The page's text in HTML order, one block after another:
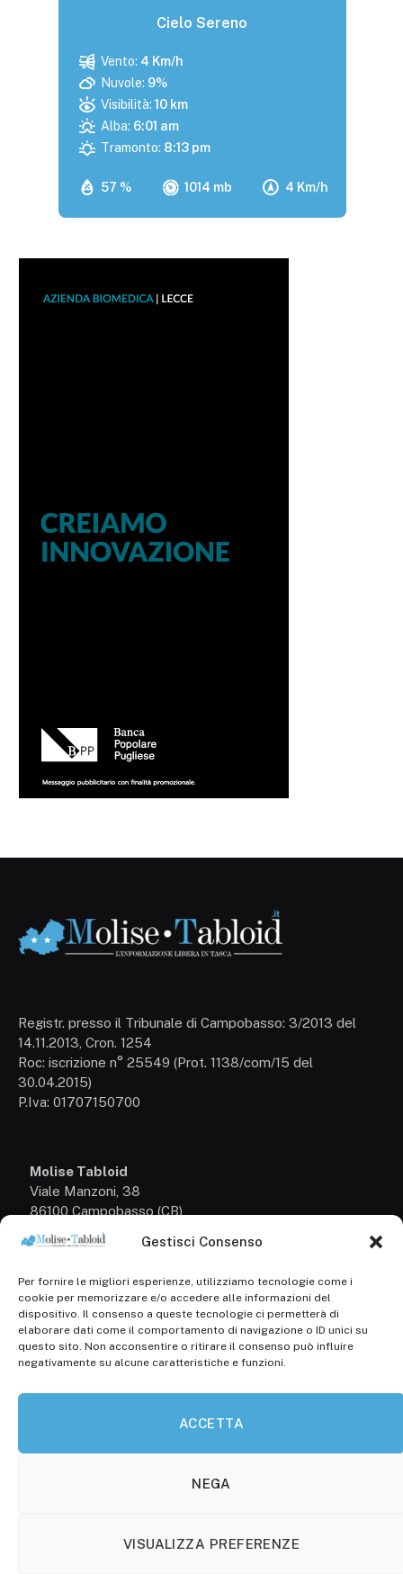
Gestisci Consenso
Per fornire le migliori esperienze, utilizziamo tecnologie come i
cookie per memorizzare e/o accedere alle informazioni del
dispositivo. Il consenso a queste tecnologie ci permetterà di
elaborare dati come il comportamento di navigazione o ID unici su
questo sito. Non acconsentire o ritirare il consenso può influire
negativamente su alcune caratteristiche e funzioni.
ACCETTA
NEGA
VISUALIZZA PREFERENZE
Cielo Sereno
57 % 1014 mb 4 Km/h
Vento: 4 Km/h
Nuvole: 9%
Visibilità: 10 km
Alba: 6:01 am
Tramonto: 8:13 pm
Registr. presso il Tribunale di Campobasso: 3/2013 del
14.11.2013, Cron. 1254
Roc: iscrizione n° 25549 (Prot. 1138/com/15 del
30.04.2015)
P.Iva: 01707150700
Molise Tabloid
Viale Manzoni, 38
86100 Campobasso (CB)
+39 3333169466
Scrivici a:
info@molisetabloid.it
commerciale@molisetabloid.it
Disclaimer